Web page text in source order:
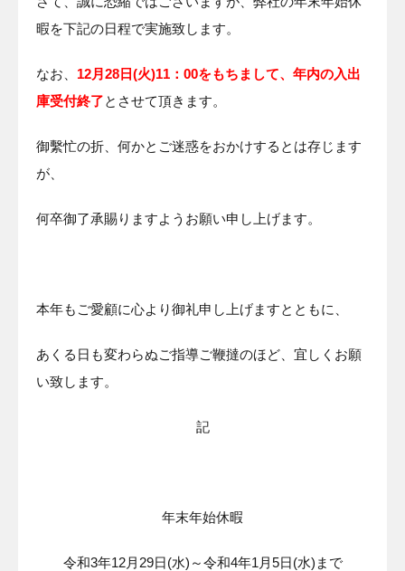
暇を下記の日程で実施致します。
なお、 12月28日(火)11：00をもちまして、年内の入出
庫受付終了とさせて頂きます。
御繫忙の折、何かとご迷惑をおかけするとは存じます
が、
何卒御了承賜りますようお願い申し上げます。
本年もご愛顧に心より御礼申し上げますとともに、
あくる日も変わらぬご指導ご鞭撻のほど、宜しくお願
い致します。
記
年末年始休暇
令和3年12月29日(水)～令和4年1月5日(水)まで